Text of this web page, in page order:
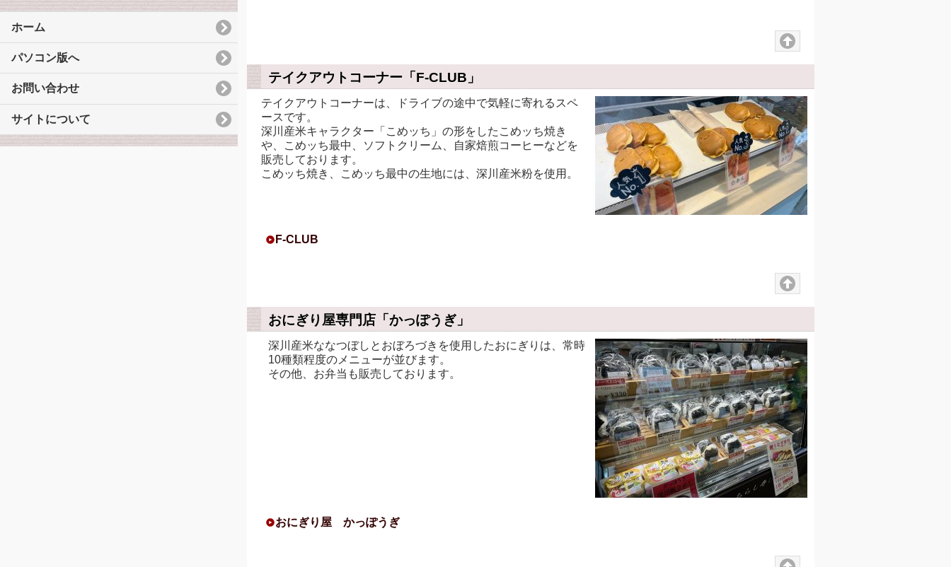
テイクアウトコーナー「F-CLUB」
テイクアウトコーナーは、ドライブの途中で気軽に寄れるスペ
ースです。
深川産米キャラクター「こめッち」の形をしたこめッち焼き
や、こめッち最中、ソフトクリーム、自家焙煎コーヒーなどを
販売しております。
こめッち焼き、こめッち最中の生地には、深川産米粉を使用。
F-CLUB
おにぎり屋専門店「かっぽうぎ」
深川産米ななつぼしとおぼろづきを使用したおにぎりは、常時
10種類程度のメニューが並びます。
その他、お弁当も販売しております。
おにぎり屋 かっぽうぎ
ホーム
パソコン版へ
お問い合わせ
サイトについて